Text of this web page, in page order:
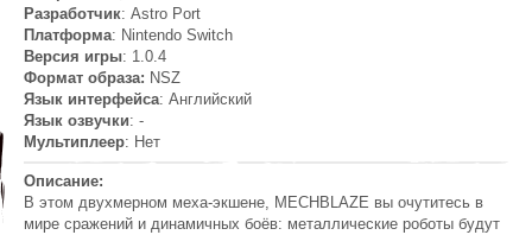
Разработчик: Astro Port
Платформа: Nintendo Switch
Версия игры: 1.0.4
Формат образа: NSZ
Язык интерфейса: Английский
Язык озвучки: -
Мультиплеер: Нет
Описание:
В этом двухмерном меха-экшене, MECHBLAZE вы очутитесь в
мире сражений и динамичных боёв: металлические роботы будут